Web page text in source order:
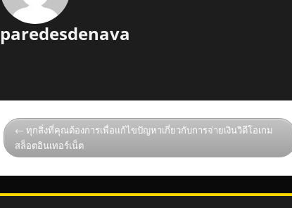
paredesdenava
ทุกสิ่งที่คุณต้องการเพื่อแก้ไขปัญหาเกี่ยวกับการจ่ายเงินวิดีโอเกม
สล็อตอินเทอร์เน็ต